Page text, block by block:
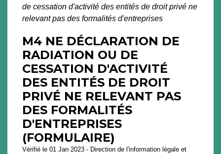
de cessation d'activité des entités de droit privé ne
relevant pas des formalités d'entreprises
M4 NE DÉCLARATION DE
RADIATION OU DE
CESSATION D'ACTIVITÉ
DES ENTITÉS DE DROIT
PRIVÉ NE RELEVANT PAS
DES FORMALITÉS
D'ENTREPRISES
(FORMULAIRE)
Vérifié le 01 Jan 2023 - Direction de l'information légale et